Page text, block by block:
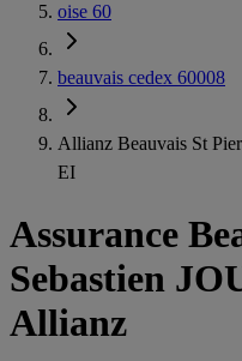
oise 60
beauvais cedex 60008
Allianz Beauvais St
EI
Assurance
Sebastien
Allianz